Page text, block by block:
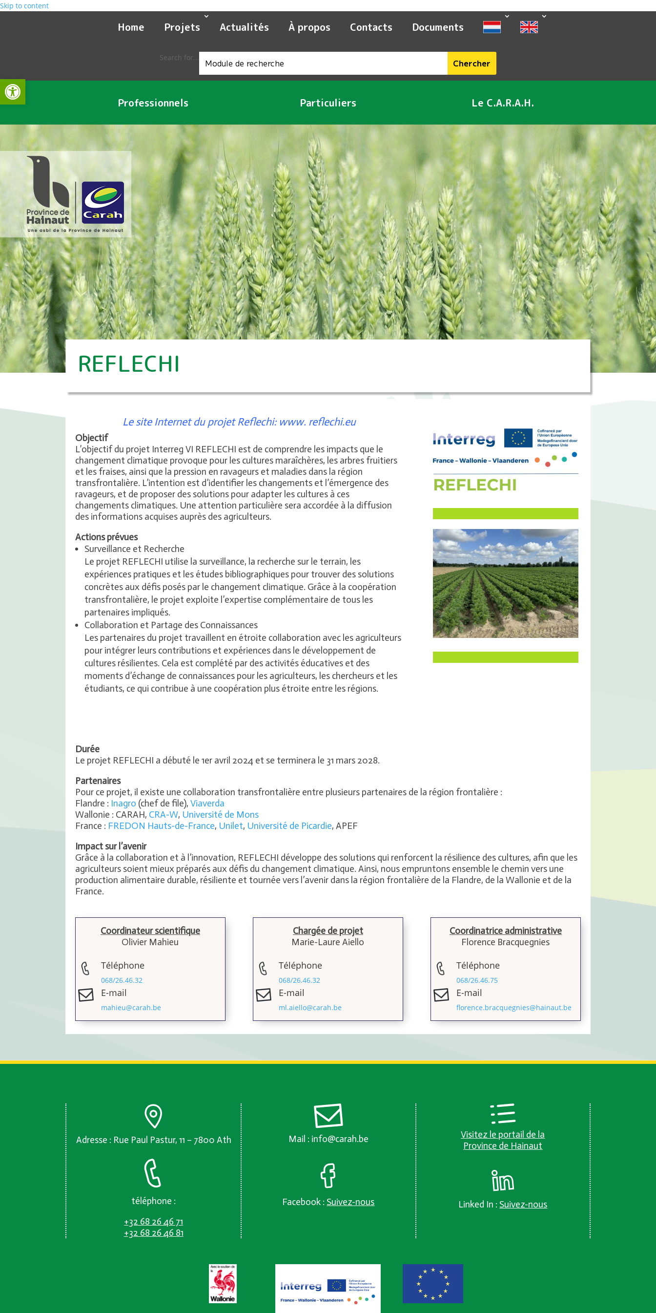
Skip to content
Ouvrir la barre d’outils
Home Projets Actualités À propos Contacts Documents
Search for...
Professionnels Particuliers Le C.A.R.A.H.
REFLECHI
Le site Internet du projet Reflechi: www. reflechi.eu
Objectif
L’objectif du projet Interreg VI REFLECHI est de comprendre les impacts que le
changement climatique provoque pour les cultures maraîchères, les arbres fruitiers
et les fraises, ainsi que la pression en ravageurs et maladies dans la région
transfrontalière. L’intention est d’identifier les changements et l’émergence des
ravageurs, et de proposer des solutions pour adapter les cultures à ces
changements climatiques. Une attention particulière sera accordée à la diffusion
des informations acquises auprès des agriculteurs.
Actions prévues
Surveillance et Recherche
Le projet REFLECHI utilise la surveillance, la recherche sur le terrain, les
expériences pratiques et les études bibliographiques pour trouver des solutions
concrètes aux défis posés par le changement climatique. Grâce à la coopération
transfrontalière, le projet exploite l’expertise complémentaire de tous les
partenaires impliqués.
Collaboration et Partage des Connaissances
Les partenaires du projet travaillent en étroite collaboration avec les agriculteurs
pour intégrer leurs contributions et expériences dans le développement de
cultures résilientes. Cela est complété par des activités éducatives et des
moments d’échange de connaissances pour les agriculteurs, les chercheurs et les
étudiants, ce qui contribue à une coopération plus étroite entre les régions.
Durée
Le projet REFLECHI a débuté le 1er avril 2024 et se terminera le 31 mars 2028.
Partenaires
Pour ce projet, il existe une collaboration transfrontalière entre plusieurs partenaires de la région frontalière :
Flandre : Inagro (chef de file),Viaverda
Wallonie : CARAH, CRA-W, Université de Mons
France : FREDON Hauts-de-France, Unilet, Université de Picardie, APEF
Impact sur l’avenir
Grâce à la collaboration et à l’innovation, REFLECHI développe des solutions qui renforcent la résilience des cultures, afin que les
agriculteurs soient mieux préparés aux défis du changement climatique. Ainsi, nous empruntons ensemble le chemin vers une
production alimentaire durable, résiliente et tournée vers l’avenir dans la région frontalière de la Flandre, de la Wallonie et de la
France.
Coordinateur scientifique
Olivier Mahieu
Téléphone
068/26.46.32
E-mail
mahieu@carah.be
Chargée de projet
Marie-Laure Aiello
Téléphone
068/26.46.32
E-mail
ml.aiello@carah.be
Coordinatrice administrative
Florence Bracquegnies
Téléphone
068/26.46.75
E-mail
florence.bracquegnies@hainaut.be
Adresse : Rue Paul Pastur, 11 – 7800 Ath
téléphone :
+32 68 26 46 71
+32 68 26 46 81
Mail : info@carah.be
Facebook : Suivez-nous
Visitez le portail de la
Province de Hainaut
Linked In : Suivez-nous